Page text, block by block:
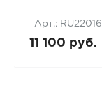
Арт.: RU22016
11 100 руб.